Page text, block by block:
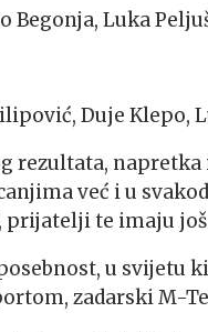
Begonja, Luka
Duje Klepo,
rezultata,
već i u
te imaju
u svijetu
zadarski M-